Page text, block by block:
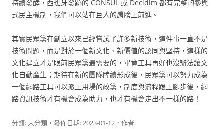
持續發酵，西班牙發跡的 CONSUL 或 Decidim 都有完整的參與
式民主機制，我們可以站在巨人的肩膀上前進。
其實民眾黨在創立以來已經嘗試了許多新技術，這件事一直不是
技術問題，而是對於一個新文化、新價值的認同與堅持，這樣的
文化建立才是眼前民眾黨最需要的，畢竟工具再好也沒辦法讓文
化自動產生；期待在新的團隊陸續形成後，民眾黨可以努力成為
一個網路工具可以派上用場的政黨，制度與流程跟上腳步後，網
路資訊技術才有機會成為助力，也才有機會走出不一樣的路！
分類:未分類 ，發佈日期:2023-01-12 ，作者: